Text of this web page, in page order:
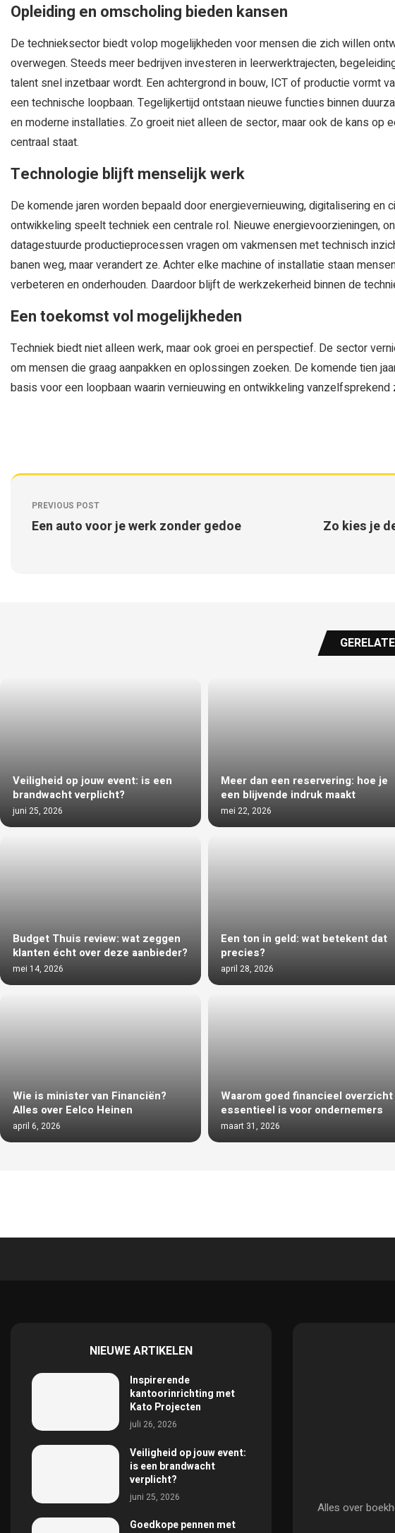
Opleiding en omscholing bieden kansen
De technieksector biedt volop mogelijkheden voor mensen die zich willen
overwegen. Steeds meer bedrijven investeren in leerwerktrajecten,
talent snel inzetbaar wordt. Een achtergrond in bouw, ICT of productie vormt
een technische loopbaan. Tegelijkertijd ontstaan nieuwe functies binnen
en moderne installaties. Zo groeit niet alleen de sector, maar ook de kans op
centraal staat.
Technologie blijft menselijk werk
De komende jaren worden bepaald door energievernieuwing, digitalisering en
ontwikkeling speelt techniek een centrale rol. Nieuwe energievoorzieningen,
datagestuurde productieprocessen vragen om vakmensen met technisch
banen weg, maar verandert ze. Achter elke machine of installatie staan
verbeteren en onderhouden. Daardoor blijft de werkzekerheid binnen de
Een toekomst vol mogelijkheden
Techniek biedt niet alleen werk, maar ook groei en perspectief. De sector
om mensen die graag aanpakken en oplossingen zoeken. De komende tien
basis voor een loopbaan waarin vernieuwing en ontwikkeling vanzelfsprekend
PREVIOUS POST
Een auto voor je werk zonder gedoe
Zo kies je
Veiligheid op jouw event: is een
brandwacht verplicht?
juni 25, 2026
Meer dan een reservering: hoe je
een blijvende indruk maakt
mei 22, 2026
Budget Thuis review: wat zeggen
klanten écht over deze aanbieder?
mei 14, 2026
Een ton in geld: wat betekent dat
precies?
april 28, 2026
Wie is minister van Financiën?
Alles over Eelco Heinen
april 6, 2026
Waarom goed financieel overzicht
essentieel is voor ondernemers
maart 31, 2026
NIEUWE ARTIKELEN
Inspirerende
kantoorinrichting met
Kato Projecten
juli 26, 2026
Veiligheid op jouw event:
is een brandwacht
verplicht?
juni 25, 2026
Goedkope pennen met
Alles over